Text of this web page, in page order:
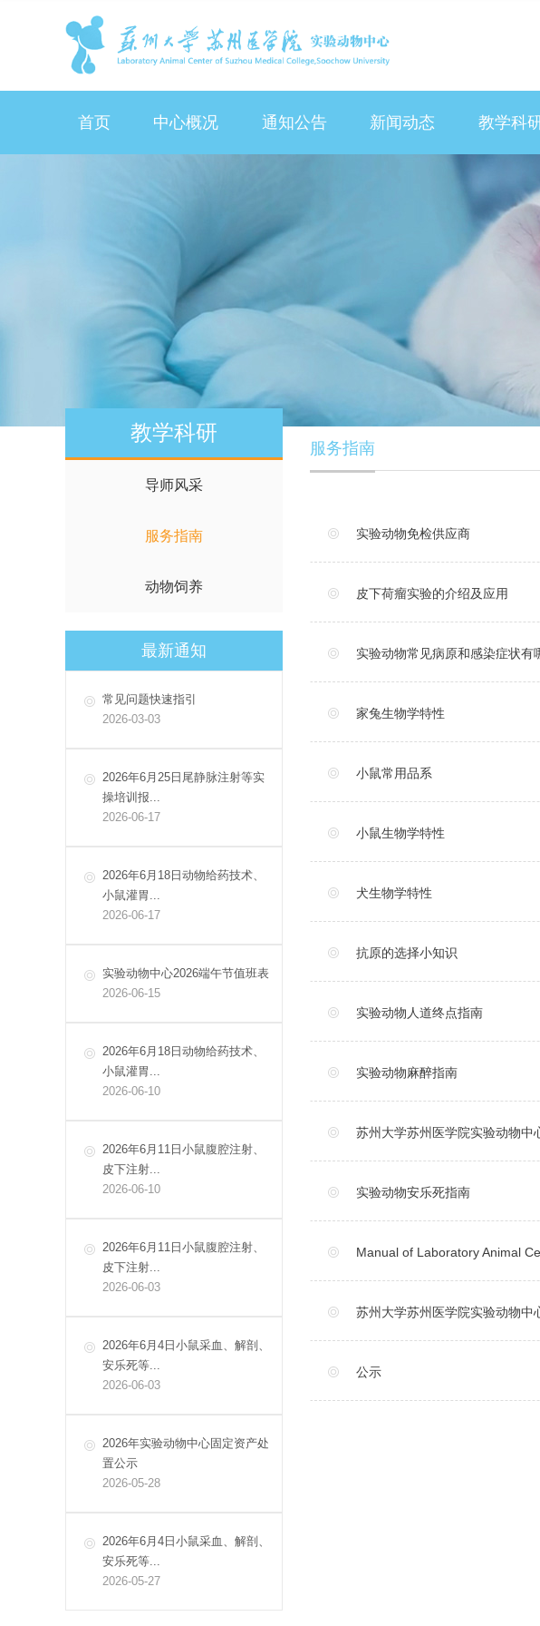
首页 中心概况 通知公告 新闻动态 教学科
教学科研
导师风采
服务指南
动物饲养
最新通知
常见问题快速指引
2026-03-03
2026年6月25日尾静脉注射等实
操培训报...
2026-06-17
2026年6月18日动物给药技术、
小鼠灌胃...
2026-06-17
实验动物中心2026端午节值班表
2026-06-15
2026年6月18日动物给药技术、
小鼠灌胃...
2026-06-10
2026年6月11日小鼠腹腔注射、
皮下注射...
2026-06-10
2026年6月11日小鼠腹腔注射、
皮下注射...
2026-06-03
2026年6月4日小鼠采血、解剖、
安乐死等...
2026-06-03
2026年实验动物中心固定资产处
置公示
2026-05-28
2026年6月4日小鼠采血、解剖、
安乐死等...
2026-05-27
服务指南
实验动物免检供应商
皮下荷瘤实验的介绍及应用
实验动物常见病原和感染症状有
家兔生物学特性
小鼠常用品系
小鼠生物学特性
犬生物学特性
抗原的选择小知识
实验动物人道终点指南
实验动物麻醉指南
苏州大学苏州医学院实验动物中
实验动物安乐死指南
Manual of Laboratory Animal
苏州大学苏州医学院实验动物中
公示